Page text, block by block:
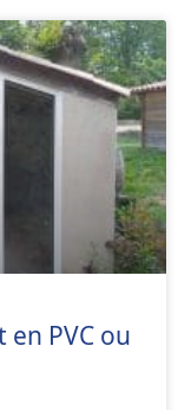
PVC ou